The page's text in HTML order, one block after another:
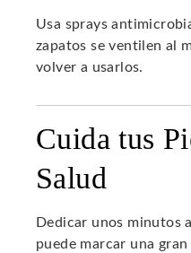
Usa sprays
zapatos se ventilen al
volver a usarlos.
Cuida tus
Salud
Dedicar unos minutos
puede marcar una